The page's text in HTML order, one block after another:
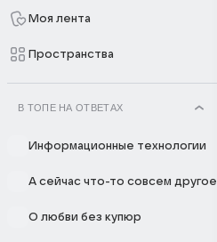
Моя лента
Пространства
В ТОПЕ НА ОТВЕТАХ
Информационные технологии
А сейчас что-то совсем другое
О любви без купюр